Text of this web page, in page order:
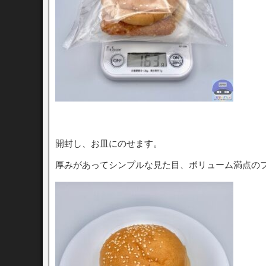
開封し、お皿にのせます。
厚みがあってシンプルな見た目、ボリューム満点の